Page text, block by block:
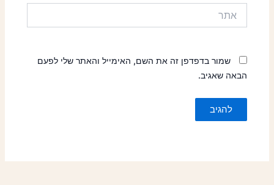
שמור בדפדפן זה את השם, האימייל והאתר שלי לפעם
הבאה שאגיב.